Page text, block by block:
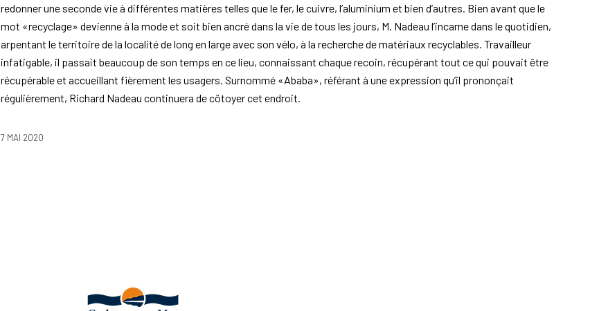
redonner une seconde vie à différentes matières telles que le fer, le cuivre, l’aluminium et bien d’autres. Bien avant que le
mot «recyclage» devienne à la mode et soit bien ancré dans la vie de tous les jours, M. Nadeau l’incarne dans le quotidien,
arpentant le territoire de la localité de long en large avec son vélo, à la recherche de matériaux recyclables. Travailleur
infatigable, il passait beaucoup de son temps en ce lieu, connaissant chaque recoin, récupérant tout ce qui pouvait être
récupérable et accueillant fièrement les usagers. Surnommé «Ababa», référant à une expression qu’il prononçait
régulièrement, Richard Nadeau continuera de côtoyer cet endroit.
7 MAI 2020